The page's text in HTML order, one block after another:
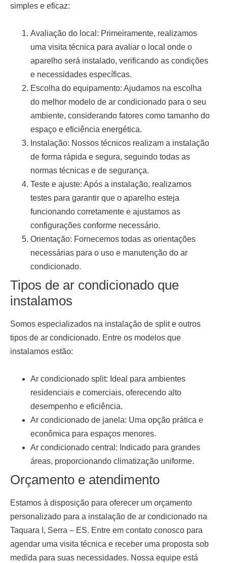
simples e eficaz:
Avaliação do local: Primeiramente, realizamos
uma visita técnica para avaliar o local onde o
aparelho será instalado, verificando as condições
e necessidades específicas.
Escolha do equipamento: Ajudamos na escolha
do melhor modelo de ar condicionado para o seu
ambiente, considerando fatores como tamanho do
espaço e eficiência energética.
Instalação: Nossos técnicos realizam a instalação
de forma rápida e segura, seguindo todas as
normas técnicas e de segurança.
Teste e ajuste: Após a instalação, realizamos
testes para garantir que o aparelho esteja
funcionando corretamente e ajustamos as
configurações conforme necessário.
Orientação: Fornecemos todas as orientações
necessárias para o uso e manutenção do ar
condicionado.
Tipos de ar condicionado que
instalamos
Somos especializados na instalação de splite outros
tipos de ar condicionado. Entre os modelos que
instalamos estão:
Ar condicionado split: Ideal para ambientes
residenciais e comerciais, oferecendo alto
desempenho e eficiência.
Ar condicionado de janela: Uma opção prática e
econômica para espaços menores.
Ar condicionado central: Indicado para grandes
áreas, proporcionando climatização uniforme.
Orçamento e atendimento
Estamos à disposição para oferecer um orçamento
personalizado para a instalação de ar condicionado na
Taquara I, Serra – ES. Entre em contato conosco para
agendar uma visita técnica e receber uma proposta sob
medida para suas necessidades. Nossa equipe está